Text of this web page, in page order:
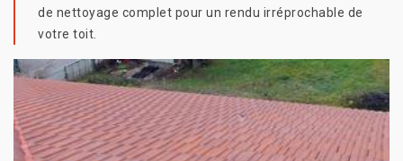
de nettoyage complet pour un rendu irréprochable de
votre toit.